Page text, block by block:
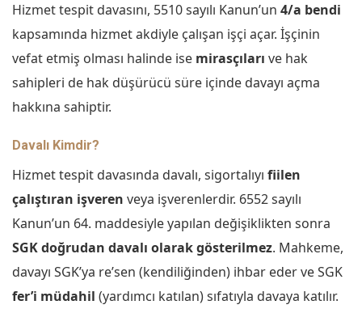
Hizmet tespit davasını, 5510 sayılı Kanun’un 4/a bendi
kapsamında hizmet akdiyle çalışan işçi açar. İşçinin
vefat etmiş olması halinde ise mirasçıları ve hak
sahipleri de hak düşürücü süre içinde davayı açma
hakkına sahiptir.
Davalı Kimdir?
Hizmet tespit davasında davalı, sigortalıyı fiilen
çalıştıran işveren veya işverenlerdir. 6552 sayılı
Kanun’un 64. maddesiyle yapılan değişiklikten sonra
SGK doğrudan davalı olarak gösterilmez. Mahkeme,
davayı SGK’ya re’sen (kendiliğinden) ihbar eder ve SGK
fer’i müdahil (yardımcı katılan) sıfatıyla davaya katılır.